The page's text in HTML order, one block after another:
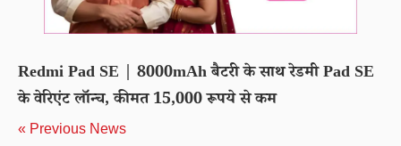
Redmi Pad SE | 8000mAh बैटरी के साथ रेडमी Pad SE
के वेरिएंट लॉन्च, कीमत 15,000 रूपये से कम
« Previous News